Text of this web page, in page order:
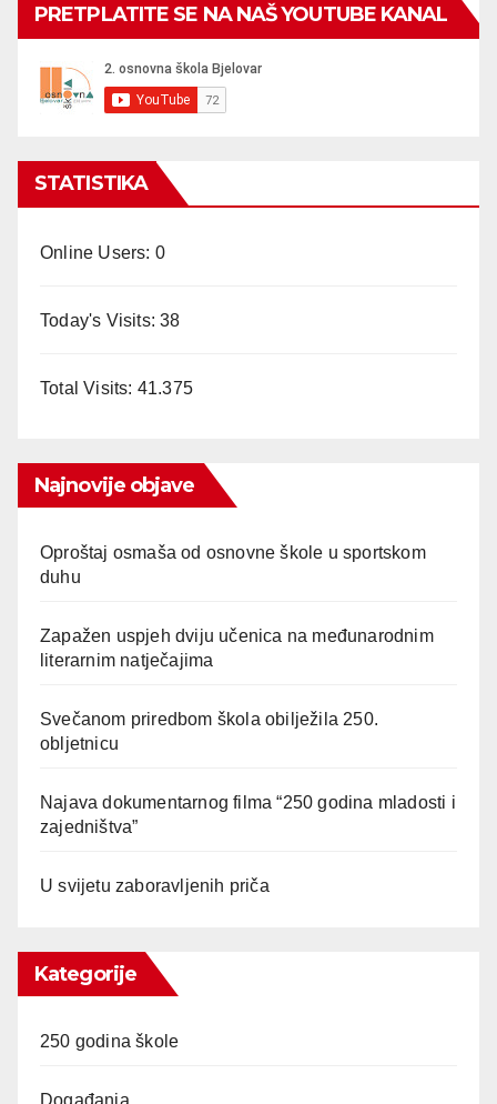
PRETPLATITE SE NA NAŠ YOUTUBE KANAL
STATISTIKA
Online Users: 0
Today's Visits:38
Total Visits: 41.375
Najnovije objave
Oproštaj osmaša od osnovne škole u sportskom
duhu
Zapažen uspjeh dviju učenica na međunarodnim
literarnim natječajima
Svečanom priredbom škola obilježila 250.
obljetnicu
Najava dokumentarnog filma “250 godina mladosti i
zajedništva”
U svijetu zaboravljenih priča
Kategorije
250 godina škole
Događanja